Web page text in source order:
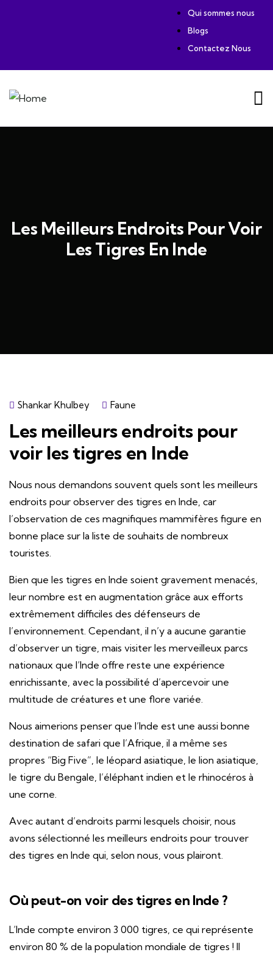
Qui sommes nous
Blogs
Contactez Nous
Les Meilleurs Endroits Pour Voir
Les Tigres En Inde
Shankar Khulbey Faune
Les meilleurs endroits pour
voir les tigres en Inde
Nous nous demandons souvent quels sont les meilleurs
endroits pour observer des tigres en Inde, car
l’observation de ces magnifiques mammifères figure en
bonne place sur la liste de souhaits de nombreux
touristes.
Bien que les tigres en Inde soient gravement menacés,
leur nombre est en augmentation grâce aux efforts
extrêmement difficiles des défenseurs de
l’environnement. Cependant, il n’y a aucune garantie
d’observer un tigre, mais visiter les merveilleux parcs
nationaux que l’Inde offre reste une expérience
enrichissante, avec la possibilité d’apercevoir une
multitude de créatures et une flore variée.
Nous aimerions penser que l’Inde est une aussi bonne
destination de safari que l’Afrique, il a même ses
propres “Big Five”, le léopard asiatique, le lion asiatique,
le tigre du Bengale, l’éléphant indien et le rhinocéros à
une corne.
Avec autant d’endroits parmi lesquels choisir, nous
avons sélectionné les meilleurs endroits pour trouver
des tigres en Inde qui, selon nous, vous plairont.
Où peut-on voir des tigres en Inde ?
L’Inde compte environ 3 000 tigres, ce qui représente
environ 80 % de la population mondiale de tigres ! Il